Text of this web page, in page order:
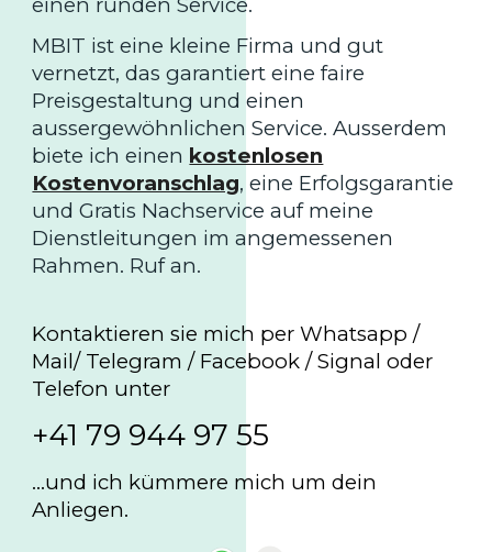
MBIT ist eine kleine Firma und gut
vernetzt, das garantiert eine faire
Preisgestaltung und einen
aussergewöhnlichen Service. Ausserdem
biete ich einen kostenlosen
Kostenvoranschlag, eine Erfolgsgarantie
und Gratis Nachservice auf meine
Dienstleitungen im angemessenen
Rahmen. Ruf an.
Kontaktieren sie mich per Whatsapp /
Mail/ Telegram / Facebook / Signal oder
Telefon unter
+41 79 944 97 55
...und ich kümmere mich um dein
Anliegen.